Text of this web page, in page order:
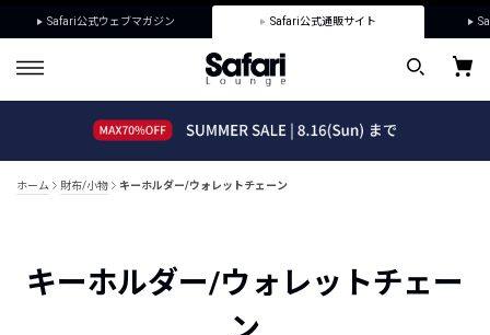
Safari公式ウェブマガジン Safari公式通販サイト
ホーム 財布/小物 キーホルダー/ウォレットチェーン
キーホルダー/ウォレットチェー